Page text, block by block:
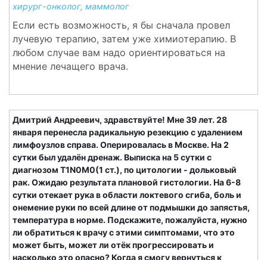
хирург-онколог, маммолог
Если есть возможность, я бы сначала провел
лучевую терапию, затем уже химиотерапию. В
любом случае вам надо ориентироваться на
мнение лечащего врача.
Дмитрий Андреевич, здравствуйте! Мне 39 лет. 28
января перенесла радикальную резекцию с удалением
лимфоузлов справа. Оперировалась в Москве. На 2
сутки был удалён дренаж. Выписка на 5 сутки с
диагнозом T1N0M0(1 ст.), по цитологии - дольковый
рак. Ожидаю результата плановой гистологии. На 6-8
сутки отекает рука в области локтевого сгиба, боль и
онемение руки по всей длине от подмышки до запястья,
температура в норме. Подскажите, пожалуйста, нужно
ли обратиться к врачу с этими симптомами, что это
может быть, может ли отёк прогрессировать и
насколько это опасно? Когда я смогу вернуться к